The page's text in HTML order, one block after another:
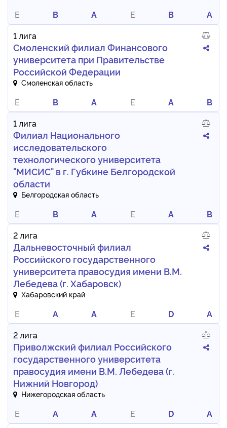
E B A E B
A
1 лига
Смоленский филиал Финансового
университета при Правительстве
Российской Федерации
Смоленская область
E B A E A
B
1 лига
Филиал Национального
исследовательского
технологического университета
"МИСИС" в г. Губкине Белгородской
области
Белгородская область
E B A E A
B
2 лига
Дальневосточный филиал
Российского государственного
университета правосудия имени В.М.
Лебедева (г. Хабаровск)
Хабаровский край
E A A E D
A
2 лига
Приволжский филиал Российского
государственного университета
правосудия имени В.М. Лебедева (г.
Нижний Новгород)
Нижегородская область
E A A E D
A